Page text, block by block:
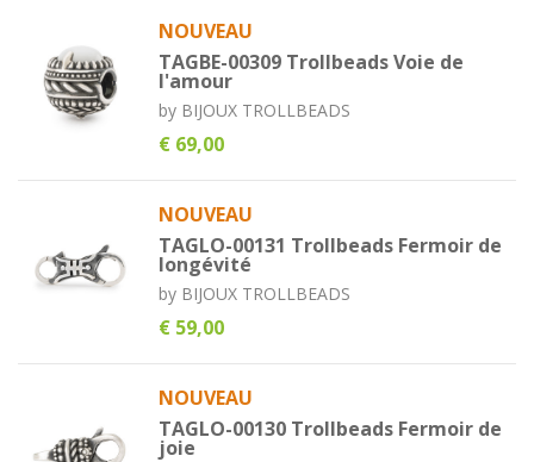
NOUVEAU
TAGBE-00309 Trollbeads Voie de
l'amour
by BIJOUX TROLLBEADS
€ 69,00
NOUVEAU
TAGLO-00131 Trollbeads Fermoir de
longévité
by BIJOUX TROLLBEADS
€ 59,00
NOUVEAU
TAGLO-00130 Trollbeads Fermoir de
joie